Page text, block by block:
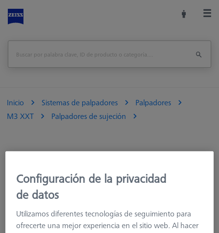
Inicio Sistemas de palpadores
Palpadores
M3 XXT
Palpadores de sujeción
Longitud (L)
Configuración de la privacidad
de datos
Utilizamos diferentes tecnologías de seguimiento para
ofrecerte una mejor experiencia en el sitio web. Al hacer